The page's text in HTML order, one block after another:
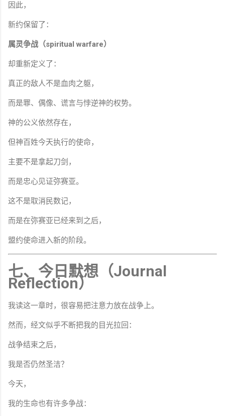
因此，
新约保留了：
属灵争战（spiritual warfare）
却重新定义了：
真正的敌人不是血肉之躯，
而是罪、偶像、谎言与悖逆神的权势。
神的公义依然存在，
但神百姓今天执行的使命，
主要不是拿起刀剑，
而是忠心见证弥赛亚。
这不是取消民数记，
而是在弥赛亚已经来到之后，
盟约使命进入新的阶段。
七、今日默想（Journal
Reflection）
我读这一章时，很容易把注意力放在战争上。
然而，经文似乎不断把我的目光拉回：
战争结束之后，
我是否仍然圣洁？
今天，
我的生命也有许多争战：